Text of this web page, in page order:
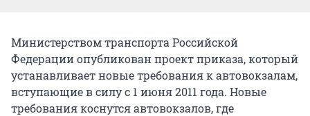
Министерством транспорта Российской
Федерации опубликован проект приказа, который
устанавливает новые требования к автовокзалам,
вступающие в силу с 1 июня 2011 года. Новые
требования коснутся автовокзалов, где